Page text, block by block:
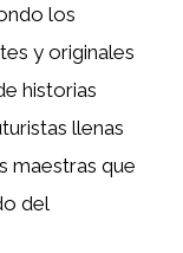
los
y originales
historias
llenas
maestras que
del